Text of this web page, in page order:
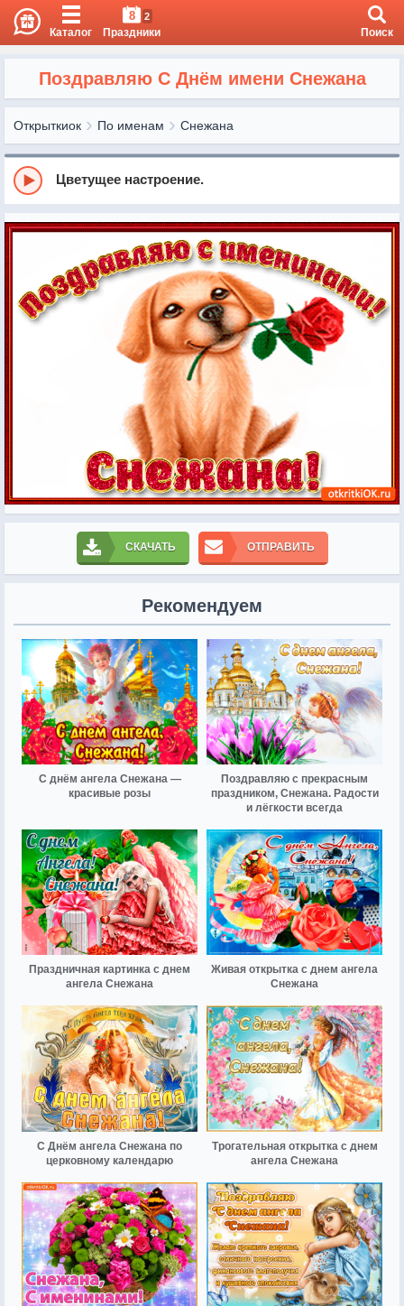
Каталог
8 2
Праздники Поиск
Поздравляю С Днём имени Снежана
Открыткиок По именам Снежана
Цветущее настроение.
СКАЧАТЬ ОТПРАВИТЬ
Рекомендуем
С днём ангела Снежана —
красивые розы
Поздравляю с прекрасным
праздником, Снежана. Радости
и лёгкости всегда
Праздничная картинка с днем
ангела Снежана
Живая открытка с днем ангела
Снежана
С Днём ангела Снежана по
церковному календарю
Трогательная открытка с днем
ангела Снежана